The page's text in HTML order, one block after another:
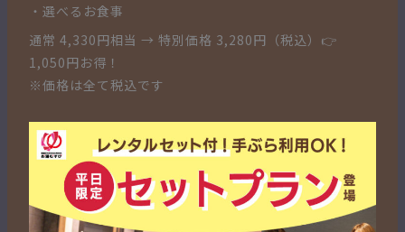
・選べるお食事
通常 4,330円相当 → 特別価格 3,280円（税込）👉
1,050円お得！
※価格は全て税込です